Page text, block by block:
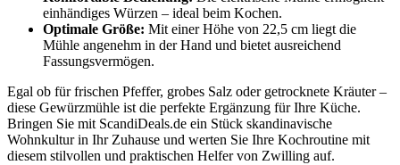
einhändiges Würzen – ideal beim Kochen.
Optimale Größe: Mit einer Höhe von 22,5 cm liegt die
Mühle angenehm in der Hand und bietet ausreichend
Fassungsvermögen.
Egal ob für frischen Pfeffer, grobes Salz oder getrocknete Kräuter –
diese Gewürzmühle ist die perfekte Ergänzung für Ihre Küche.
Bringen Sie mit ScandiDeals.de ein Stück skandinavische
Wohnkultur in Ihr Zuhause und werten Sie Ihre Kochroutine mit
diesem stilvollen und praktischen Helfer von Zwilling auf.